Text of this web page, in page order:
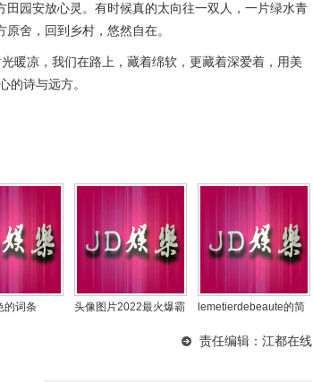
园安放心灵。有时候真的太向往一双人，一片绿水青
舍，回到乡村，悠然自在。
暖凉，我们在路上，藏着绵软，更藏着深爱着，用美
的诗与远方。
的词条
头像图片2022最火爆霸
lemetierdebeaute的简
责任编辑：江都在线